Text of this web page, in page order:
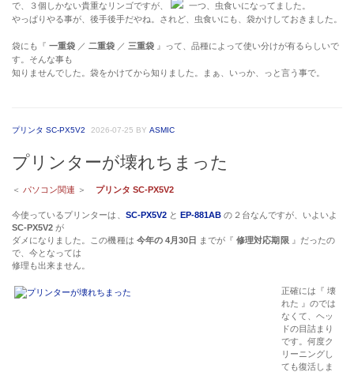
で、３個しかない貴重なリンゴですが、
一つ、虫食いになってました。
やっぱりやる事が、後手後手だやね。されど、虫食いにも、袋かけしておきました。
袋にも『 一重袋 ／ 二重袋 ／ 三重袋 』って、品種によって使い分けが有るらしいで
す。そんな事も
知りませんでした。袋をかけてから知りました。まぁ、いっか、っと言う事で。
プリンタ SC-PX5V2 2026-07-25 BYASMIC
プリンターが壊れちまった
＜ パソコン関連 ＞ プリンタ SC-PX5V2
今使っているプリンターは、 SC-PX5V2とEP-881AB の２台なんですが、いよいよ
SC-PX5V2 が
ダメになりました。この機種は 今年の 4月30日 までが『修理対応期限』だったの
で、今となっては
修理も出来ません。
正確には『 壊
れた 』のでは
なくて、ヘッ
ドの目詰まり
です。何度ク
リーニングし
ても復活しま